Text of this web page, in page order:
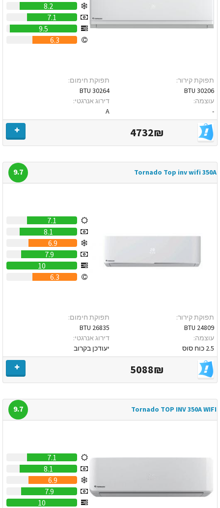
8.2
7.1
9.5
6.3
תפוקת קירור:
30206 BTU
עוצמה:
-
תפוקת חימום:
30264 BTU
דירוג אנרגטי:
A
4732₪
Tornado Top inv wifi 350A
9.7
7.1
8.1
6.9
7.9
10
6.3
תפוקת קירור:
24809 BTU
עוצמה:
2.5 כוח סוס
תפוקת חימום:
26835 BTU
דירוג אנרגטי:
יעודכן בקרוב
5088₪
Tornado TOP INV 350A WIFI
9.7
7.1
8.1
6.9
7.9
10